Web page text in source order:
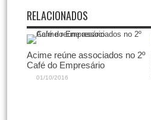
RELACIONADOS
Acime reúne associados no 2º
Café do Empresário
01/10/2016